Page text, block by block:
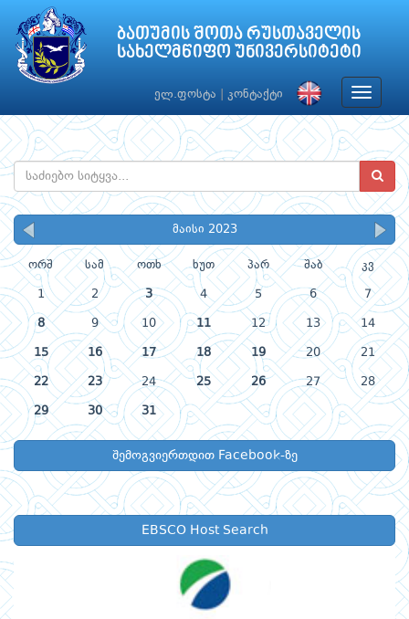
ბათუმის შოთა რუსთაველის
სახელმწიფო უნივერსიტეტი
ელ.ფოსტა კონტაქტი
Toggle
მაისი 2023
ორშ სამ ოთხ ხუთ პარ შაბ კვ
1 2 3 4 5 6 7
8 9 10 11 12 13 14
15 16 17 18 19 20 21
22 23 24 25 26 27 28
29 30 31
შემოგვიერთდით Facebook-ზე
EBSCO Host Search